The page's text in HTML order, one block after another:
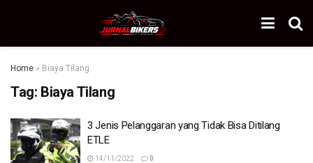
Home » Biaya Tilang
Tag: Biaya Tilang
3 Jenis Pelanggaran yang Tidak Bisa Ditilang
ETLE
14/11/2022 0